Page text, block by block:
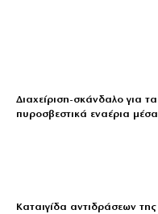
Διαχείριση-σκάνδαλο για τα
πυροσβεστικά εναέρια μέσα
Καταιγίδα αντιδράσεων της